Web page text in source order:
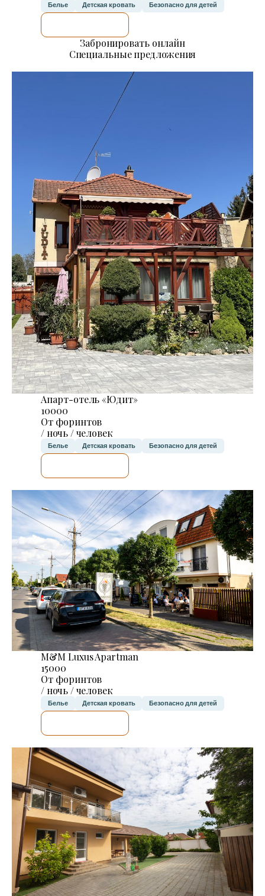
Белье Детская кровать Безопасно для детей
Забронировать онлайн
Специальные предложения
Апарт-отель «Юдит»
10000
От форинтов
/ ночь / человек
Белье Детская кровать Безопасно для детей
M&M Luxus Apartman
15000
От форинтов
/ ночь / человек
Белье Детская кровать Безопасно для детей